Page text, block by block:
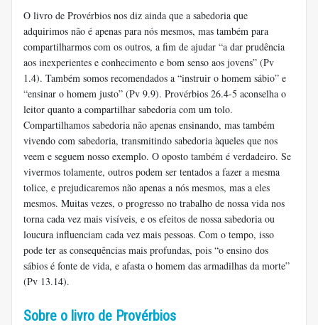
O livro de Provérbios nos diz ainda que a sabedoria que
adquirimos não é apenas para nós mesmos, mas também para
compartilharmos com os outros, a fim de ajudar “a dar prudência
aos inexperientes e conhecimento e bom senso aos jovens” (Pv
1.4). Também somos recomendados a “instruir o homem sábio” e
“ensinar o homem justo” (Pv 9.9). Provérbios 26.4-5 aconselha o
leitor quanto a compartilhar sabedoria com um tolo.
Compartilhamos sabedoria não apenas ensinando, mas também
vivendo com sabedoria, transmitindo sabedoria àqueles que nos
veem e seguem nosso exemplo. O oposto também é verdadeiro. Se
vivermos tolamente, outros podem ser tentados a fazer a mesma
tolice, e prejudicaremos não apenas a nós mesmos, mas a eles
mesmos. Muitas vezes, o progresso no trabalho de nossa vida nos
torna cada vez mais visíveis, e os efeitos de nossa sabedoria ou
loucura influenciam cada vez mais pessoas. Com o tempo, isso
pode ter as consequências mais profundas, pois “o ensino dos
sábios é fonte de vida, e afasta o homem das armadilhas da morte”
(Pv 13.14).
Sobre o livro de Provérbios